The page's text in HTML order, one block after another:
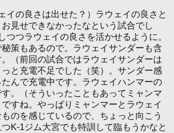
イの良さは出せた？）ラウェイの良さと
見せできなかったなという試合でし
つつラウェイの良さを活かせるように。
策もあるので。ラウェイサンダーも含
（前回の試合ではラウェイサンダーは
と充電不足でした（笑）。サンダー感
んで充電中です。ラウェイハンマーの
。（そういったこともあってミャンマ
すね。やっぱりミャンマーとラウェイ
のを感じているので、ちょっと向こう
K-1ジム大宮でも特訓して臨もうかなと